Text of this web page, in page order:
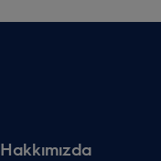
Hakkımızda